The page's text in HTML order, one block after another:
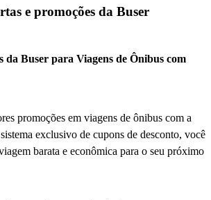
e promoções da Buser
da Buser para Viagens de Ônibus com
promoções em viagens de ônibus com a
exclusivo de cupons de desconto, você
barata e econômica para o seu próximo